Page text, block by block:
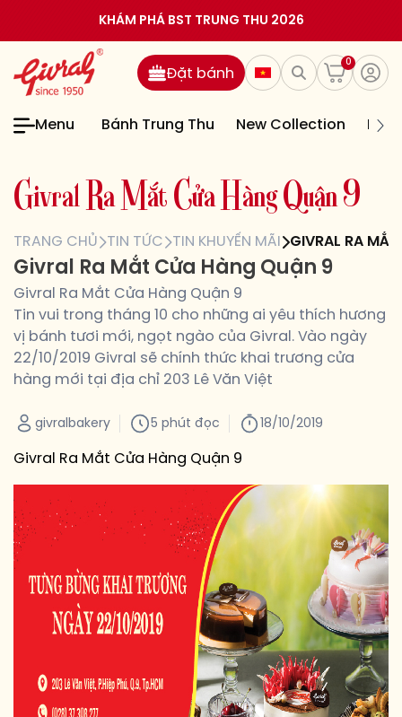
KHÁM PHÁ BST TRUNG THU 2026
0
Đặt bánh
Menu Bánh Trung Thu New Collection
Givral Ra M ắt Cửa H àng Quận 9
TRANG CHỦ TIN TỨC TIN KHUYẾN MÃI GIVRAL RA
Givral Ra Mắt Cửa Hàng Quận 9
Givral Ra Mắt Cửa Hàng Quận 9
Tin vui trong tháng 10 cho những ai yêu thích hương
vị bánh tươi mới, ngọt ngào của Givral. Vào ngày
22/10/2019 Givral sẽ chính thức khai trương cửa
hàng mới tại địa chỉ 203 Lê Văn Việt
givralbakery 5 phút đọc 18/10/2019
Givral Ra Mắt Cửa Hàng Quận 9